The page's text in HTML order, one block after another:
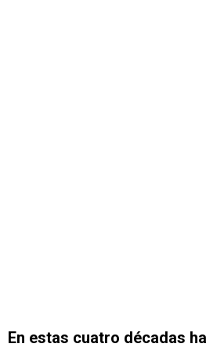
En estas cuatro décadas